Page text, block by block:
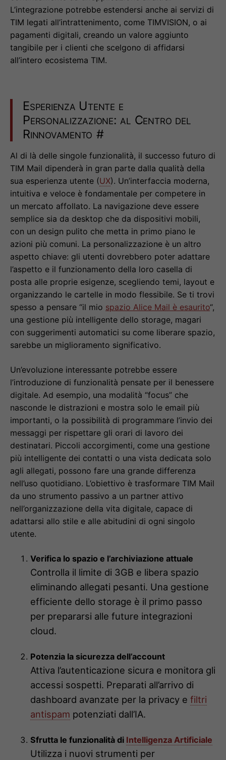
L’integrazione potrebbe estendersi anche ai servizi di
TIM legati all’intrattenimento, come TIMVISION, o ai
pagamenti digitali, creando un valore aggiunto
tangibile per i clienti che scelgono di affidarsi
all’intero ecosistema TIM.
Esperienza Utente e
Personalizzazione: al Centro del
Rinnovamento #
Al di là delle singole funzionalità, il successo futuro di
TIM Mail dipenderà in gran parte dalla qualità della
sua esperienza utente (UX). Un’interfaccia moderna,
intuitiva e veloce è fondamentale per competere in
un mercato affollato. La navigazione deve essere
semplice sia da desktop che da dispositivi mobili,
con un design pulito che metta in primo piano le
azioni più comuni. La personalizzazione è un altro
aspetto chiave: gli utenti dovrebbero poter adattare
l’aspetto e il funzionamento della loro casella di
posta alle proprie esigenze, scegliendo temi, layout e
organizzando le cartelle in modo flessibile. Se ti trovi
spesso a pensare “il mio spazio Alice Mail è esaurito“,
una gestione più intelligente dello storage, magari
con suggerimenti automatici su come liberare spazio,
sarebbe un miglioramento significativo.
Un’evoluzione interessante potrebbe essere
l’introduzione di funzionalità pensate per il benessere
digitale. Ad esempio, una modalità “focus” che
nasconde le distrazioni e mostra solo le email più
importanti, o la possibilità di programmare l’invio dei
messaggi per rispettare gli orari di lavoro dei
destinatari. Piccoli accorgimenti, come una gestione
più intelligente dei contatti o una vista dedicata solo
agli allegati, possono fare una grande differenza
nell’uso quotidiano. L’obiettivo è trasformare TIM Mail
da uno strumento passivo a un partner attivo
nell’organizzazione della vita digitale, capace di
adattarsi allo stile e alle abitudini di ogni singolo
utente.
Verifica lo spazio e l’archiviazione attuale
Controlla il limite di 3GB e libera spazio
eliminando allegati pesanti. Una gestione
efficiente dello storage è il primo passo
per prepararsi alle future integrazioni
cloud.
Potenzia la sicurezza dell’account
Attiva l’autenticazione sicura e monitora gli
accessi sospetti. Preparati all’arrivo di
dashboard avanzate per la privacy e filtri
antispam potenziati dall’IA.
Sfrutta le funzionalità di Intelligenza Artificiale
Utilizza i nuovi strumenti per